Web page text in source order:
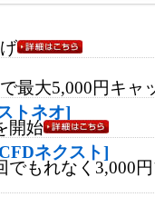
最大5,000円キャ
トネオ]
開始
ネクスト]
でもれなく3,000